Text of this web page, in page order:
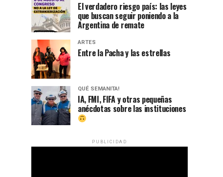
El verdadero riesgo país: las leyes
que buscan seguir poniendo a la
Argentina de remate
ARTES
Entre la Pacha y las estrellas
QUÉ SEMANITA!
IA, FMI, FIFA y otras pequeñas
anécdotas sobre las instituciones
PUBLICIDAD